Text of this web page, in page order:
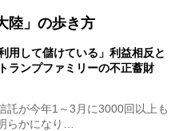
陸」の歩き方
用して儲けている」利益相反と
ランプファミリーの不正蓄財
が今年1～3月に3000回以上も
らかになり…